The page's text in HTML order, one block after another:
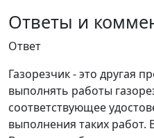
Ответы и
Ответ
Газорезчик - это другая
выполнять работы
соответствующее
выполнения таких